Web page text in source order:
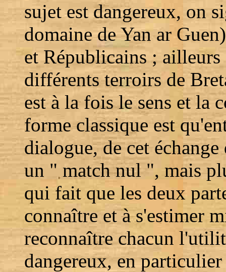
sujet est dangereux, on
domaine de Yan ar
et Républicains ; ailleurs
différents terroirs de
est à la fois le sens et la
forme classique est
dialogue, de cet
un " match nul ", mais
qui fait que les deux
connaître et à s'estimer
reconnaître chacun
dangereux, en